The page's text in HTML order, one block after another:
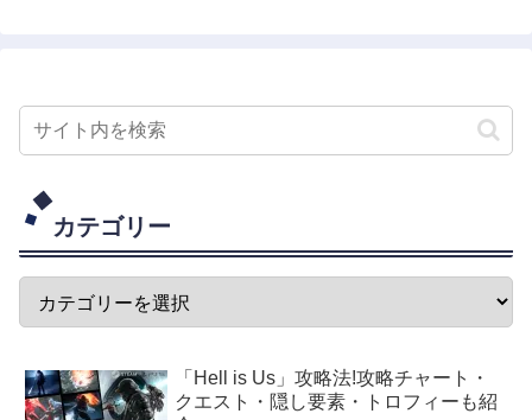
カテゴリー
「Hell is Us」攻略法!攻略チャート・
クエスト・隠し要素・トロフィーも紹